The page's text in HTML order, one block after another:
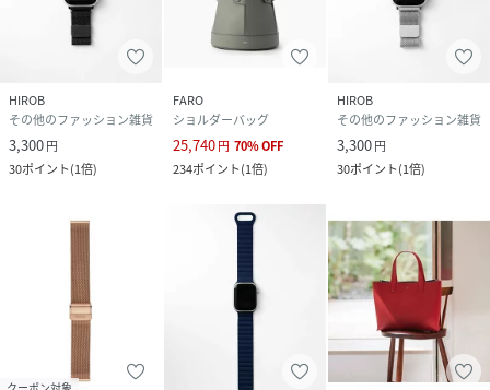
HIROB
その他のファッション雑貨
3,300円
30ポイント(1倍)
FARO
ショルダーバッグ
25,740円 70%OFF
234ポイント(1倍)
HIROB
その他のファッション雑貨
3,300円
30ポイント(1倍)